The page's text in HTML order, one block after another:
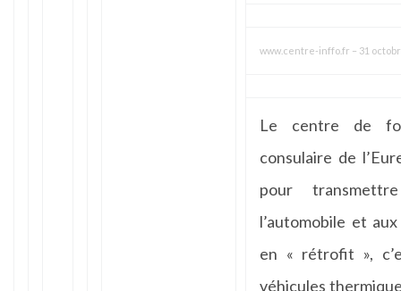
www.centre-inffo.fr – 31
Le centre de
consulaire de
pour
l’automobile et
en « rétrofit »,
véhicules